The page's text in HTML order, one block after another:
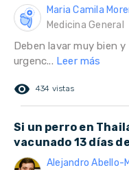
Maria Camila
Medicina General
Deben lavar muy bien
urgenc... Leer más
remove_red_eye 434 vistas
Si un perro en
vacunado 13 días
Alejandro Abello-